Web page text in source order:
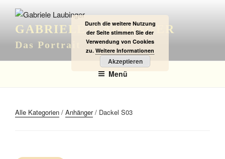
Inhalt
springenGABRIELE LAUBINGER
Das Portrait
Menü
Alle Kategorien / Anhänger/ Dackel S03
Durch die weitere Nutzung
der Seite stimmen Sie der
Verwendung von Cookies
zu. Weitere Informationen
Akzeptieren